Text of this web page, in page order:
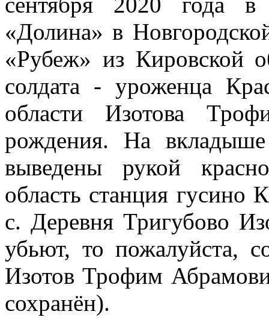
«Долина» в
«Рубеж» из Кировской
солдата - уроженца
области Изотова
рождения. На вкладыше
выведены рукой
область станция гусино
с. Деревня Тригубово
убьют, то пожалуйста,
Изотов Трофим
сохранён).